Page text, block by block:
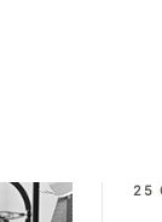
25